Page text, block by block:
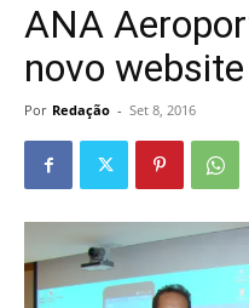
ANA
novo
Por Redação - Set 8, 2016